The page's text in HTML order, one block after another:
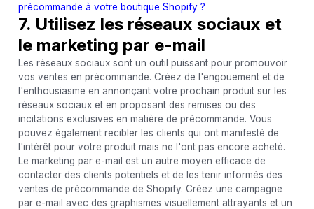
précommande à votre boutique Shopify ?
7. Utilisez les réseaux sociaux et
le marketing par e-mail
Les réseaux sociaux sont un outil puissant pour promouvoir
vos ventes en précommande. Créez de l'engouement et de
l'enthousiasme en annonçant votre prochain produit sur les
réseaux sociaux et en proposant des remises ou des
incitations exclusives en matière de précommande. Vous
pouvez également recibler les clients qui ont manifesté de
l'intérêt pour votre produit mais ne l'ont pas encore acheté.
Le marketing par e-mail est un autre moyen efficace de
contacter des clients potentiels et de les tenir informés des
ventes de précommande de Shopify. Créez une campagne
par e-mail avec des graphismes visuellement attrayants et un